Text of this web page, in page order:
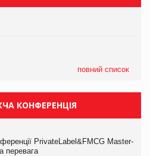
повний список
КОНФЕРЕНЦІЯ
PrivateLabel&FMCG Master-
перевага